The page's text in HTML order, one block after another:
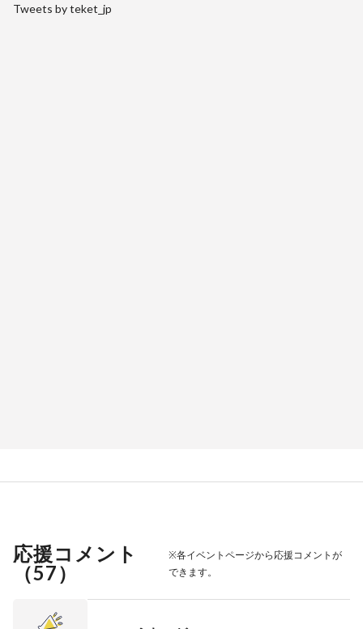
Tweets by teket_jp
応援コメント
（57）
※各イベントページから応援コメントが
できます。